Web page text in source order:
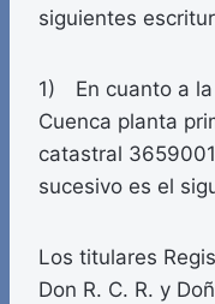
siguientes
1) En cuanto a
Cuenca planta
catastral
sucesivo es el
Los titulares
Don R. C. R. y